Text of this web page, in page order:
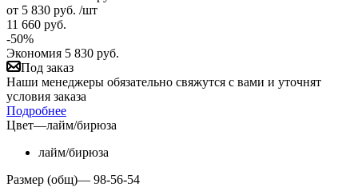
от 5 830 руб. /шт
11 660 руб.
-50%
Экономия 5 830 руб.
Под заказ
Наши менеджеры обязательно свяжутся с вами и уточнят
условия заказа
Подробнее
Цвет—лайм/бирюза
лайм/бирюза
Размер (общ)— 98-56-54